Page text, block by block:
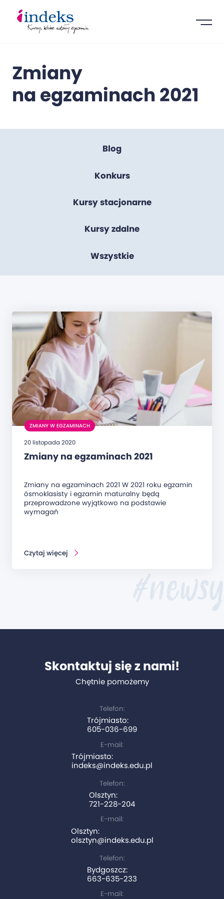
Zmiany
na egzaminach 2021
Blog
Konkurs
Kursy stacjonarne
Kursy zdalne
Wszystkie
ZMIANY W EGZAMINACH
20 listopada 2020
Zmiany na egzaminach 2021
Zmiany na egzaminach 2021 W 2021 roku egzamin
ósmoklasisty i egzamin maturalny będą
przeprowadzone wyjątkowo na podstawie
wymagań
Czytaj więcej
#newsy
Skontaktuj się z nami!
Chętnie pomożemy
Telefon:
Trójmiasto:
605-036-699
E-mail:
Trójmiasto:
indeks@indeks.edu.pl
Telefon:
Olsztyn:
721-228-204
E-mail:
Olsztyn:
olsztyn@indeks.edu.pl
Telefon:
Bydgoszcz:
663-635-233
E-mail: